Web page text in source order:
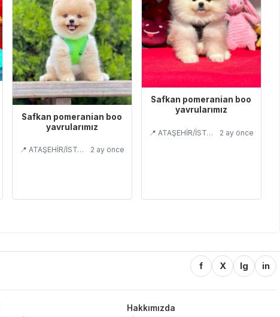
Safkan pomeranian boo
yavrularımız
📍 ATAŞEHİR/İSTANBUL 2 ay önce
Safkan pomeranian boo
yavrularımız
📍 ATAŞEHİR/İSTANBUL 2 ay önce
f X Ig in
Hakkımızda